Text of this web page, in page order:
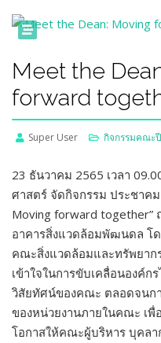
Meet the
forward
Super User กิจกรรมคณะ
23 ธันวาคม 2565 เวลา
ศาสตร์ จัดกิจกรรม ประชาค
Moving forward together”
อาคารสิ่งแวดล้อมพัฒนดล โ
คณะสิ่งแวดล้อมและทรัพยาก
เข้าใจในการขับเคลื่อนองค์
วิสัยทัศน์ของคณะ ตลอดจนก
ของหน่วยงานภายในคณะ เพื่
โอกาสให้คณะผู้บริหาร บุคลา